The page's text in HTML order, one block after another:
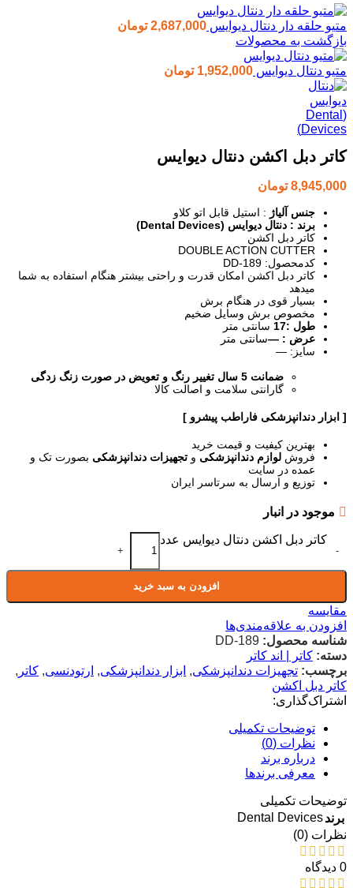
متیو حلقه دار دنتال دیوایس 2,687,000 تومان
بازگشت به محصولات
متیو دنتال دیوایس 1,952,000 تومان
کاتر دبل اکشن دنتال دیوایس
8,945,000 تومان
جنس آلیاژ : استیل قابل اتو کلاو
برند : دنتال دیوایس (Dental Devices)
کاتر دبل اکشن
DOUBLE ACTION CUTTER
کدمحصول: DD-189
کاتر دبل اکشن امکان قدرت و راحتی بیشتر هنگام استفاده به شما
میدهد
بسیار قوی در هنگام برش
مخصوص برش وسایل ضخیم
طول :17
سانتی متر
عرض : —سانتی متر
سایز: —
ضمانت 5 سال تغییر رنگ و تعویض در صورت زنگ زدگی
گارانتی سلامت و اصالت کالا
[ ابزار دندانپزشکی فاراطب پیشرو ]
بهترین کیفیت و قیمت خرید
فروش لوازم دندانپزشکی و تجهیزات دندانپزشکی بصورت تک و
عمده در سایت
توزیع و ارسال به سرتاسر ایران
موجود در انبار
-
کاتر دبل اکشن دنتال دیوایس عدد
+
افزودن به سبد خرید
مقایسه
افزودن به علاقه‌مندی‌ها
شناسه محصول: DD-189
دسته: کاتر | اند کاتر
برچسب: تجهیزات دندانپزشکی, ابزار دندانپزشکی, ارتودنسی, کاتر ,
کاتر دبل اکشن
اشتراک‌گذاری:
توضیحات تکمیلی
نظرات (0)
درباره برند
معرفی برند‌ها
توضیحات تکمیلی
برندDental Devices
نظرات (0)
0 دیدگاه